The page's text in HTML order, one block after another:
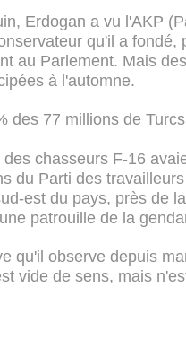
Erdogan a vu l'AKP
qu'il a fondé,
au Parlement. Mais
à l'automne.
des 77 millions de
chasseurs F-16
du Parti des
est du pays, près de
patrouille de la
qu'il observe depuis
vide de sens, mais